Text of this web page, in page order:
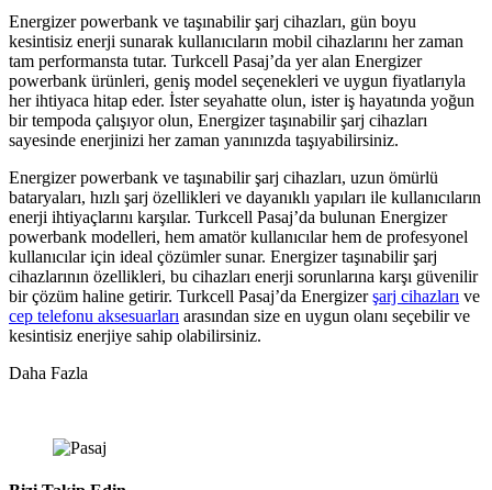
Energizer powerbank ve taşınabilir şarj cihazları, gün boyu
kesintisiz enerji sunarak kullanıcıların mobil cihazlarını her zaman
tam performansta tutar. Turkcell Pasaj’da yer alan Energizer
powerbank ürünleri, geniş model seçenekleri ve uygun fiyatlarıyla
her ihtiyaca hitap eder. İster seyahatte olun, ister iş hayatında yoğun
bir tempoda çalışıyor olun, Energizer taşınabilir şarj cihazları
sayesinde enerjinizi her zaman yanınızda taşıyabilirsiniz.
Energizer powerbank ve taşınabilir şarj cihazları, uzun ömürlü
bataryaları, hızlı şarj özellikleri ve dayanıklı yapıları ile kullanıcıların
enerji ihtiyaçlarını karşılar. Turkcell Pasaj’da bulunan Energizer
powerbank modelleri, hem amatör kullanıcılar hem de profesyonel
kullanıcılar için ideal çözümler sunar. Energizer taşınabilir şarj
cihazlarının özellikleri, bu cihazları enerji sorunlarına karşı güvenilir
bir çözüm haline getirir. Turkcell Pasaj’da Energizerşarj cihazları ve
cep telefonu aksesuarları arasından size en uygun olanı seçebilir ve
kesintisiz enerjiye sahip olabilirsiniz.
Daha Fazla